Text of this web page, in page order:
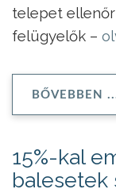
telepet
felügyelők –
BŐVEBBEN
15%-kal
balesetek